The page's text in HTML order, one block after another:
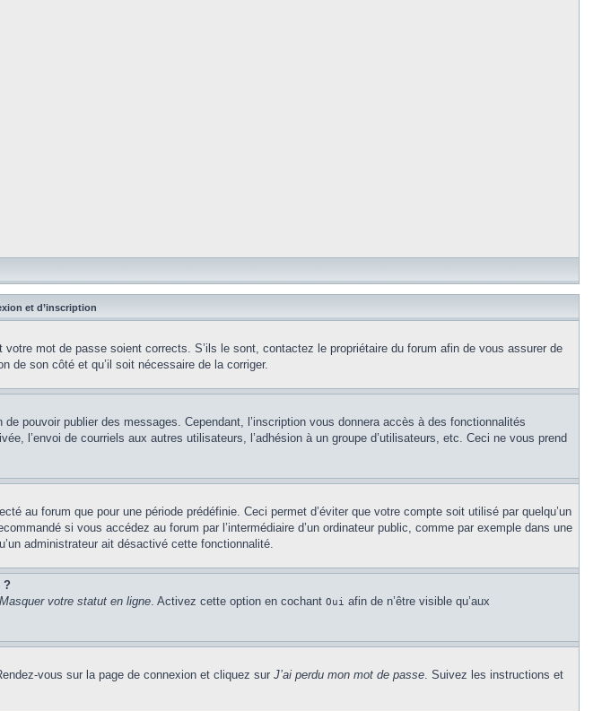
et d’inscription
mot de passe soient corrects. S’ils le sont, contactez le propriétaire du forum afin de vous assurer de
de son côté et qu’il soit nécessaire de la corriger.
pouvoir publier des messages. Cependant, l’inscription vous donnera accès à des fonctionnalités
l’envoi de courriels aux autres utilisateurs, l’adhésion à un groupe d’utilisateurs, etc. Ceci ne vous prend
au forum que pour une période prédéfinie. Ceci permet d’éviter que votre compte soit utilisé par quelqu’un
si vous accédez au forum par l’intermédiaire d’un ordinateur public, comme par exemple dans une
administrateur ait désactivé cette fonctionnalité.
?
Masquer votre statut en ligne. Activez cette option en cochant Oui afin de n’être visible qu’aux
vous sur la page de connexion et cliquez sur J’ai perdu mon mot de passe. Suivez les instructions et